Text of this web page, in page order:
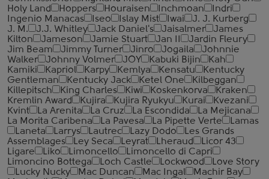
Holy Land
Hoppers Houraisen Inchmoan
Indri
Ingenio Manacas
Iseo Islay Mist Iwai
J. J. Kurberg
J. M.
J.J. Whitley Jack Daniel's Jaisalmer
James
Kilton
Jameson Jamie Stuart Jan II
Jardin Fleury
Jim Beam
Jimmy Turner Jinro Jogaila
Johnnie
Walker
Johnny Volmer JOY Kabuki Bijin
Kah
Kamiki
Kapriol Karpy Kemlya Kensatu
Kentucky
Gentleman
Kentucky Jack Ketel One
Kilbeggan
Killepitsch
King Charles Kiwi Koskenkorva
Kraken
Kremlin Award
Kujira Kujira Ryukyu Kurai
Kvezani
Kvint
La Arenita La Cruz La Escondida
La Mejicana
La Morita Caribena
La Pavesa La Pipette Verte
Lamas
Laneta
Larrys Lautrec Lazy Dodo
Les Grands
Assemblages
Ley Seca Leyrat Lheraud
Licor 43
Ligare
Liko Limoncello
Limoncello di Capri
Limoncino Bottega
Loch Castle Lockwood
Love Story
Lucky Nucky
Mac Duncan Mac Ingal
Machir Bay